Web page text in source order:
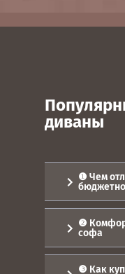
диваны
❶ Чем
Выбор
сложно.
❷
софа
❸ Как